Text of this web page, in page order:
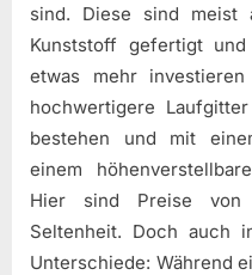
sind. Diese sind meist
Kunststoff gefertigt
etwas mehr
hochwertigere
bestehen und mit
einem
Hier sind Preise von
Seltenheit. Doch auch
Unterschiede: Während